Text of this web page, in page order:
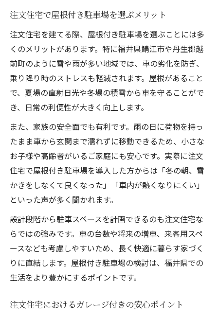
注文住宅で屋根付き駐車場を選ぶメリット
注文住宅を建てる際、屋根付き駐車場を選ぶことには多
くのメリットがあります。特に福井県鯖江市や丹生郡越
前町のように雪や雨が多い地域では、車の劣化を防ぎ、
乗り降り時のストレスも軽減されます。屋根があること
で、夏場の直射日光や冬場の積雪から車を守ることがで
き、日常の利便性が大きく向上します。
また、家族の安全面でも有利です。雨の日に荷物を持っ
たまま車から玄関まで濡れずに移動できるため、小さな
お子様や高齢者がいるご家庭にも安心です。実際に注文
住宅で屋根付き駐車場を導入した方からは「冬の朝、雪
かきをしなくて良くなった」「車内が熱くなりにくい」
といった声が多く聞かれます。
設計段階から駐車スペースを計画できるのも注文住宅な
らではの強みです。車の台数や将来の増車、来客用スペ
ースなども考慮しやすいため、長く快適に暮らす家づく
りに直結します。屋根付き駐車場の検討は、福井県での
生活をより豊かにするポイントです。
注文住宅におけるガレージ付きの安心ポイント